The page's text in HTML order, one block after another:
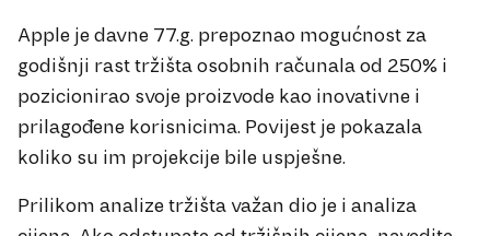
Apple je davne 77.g. prepoznao mogućnost za
godišnji rast tržišta osobnih računala od 250% i
pozicionirao svoje proizvode kao inovativne i
prilagođene korisnicima. Povijest je pokazala
koliko su im projekcije bile uspješne.
Prilikom analize tržišta važan dio je i analiza